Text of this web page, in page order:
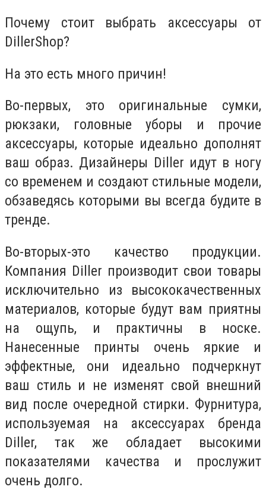
Почему стоит выбрать аксессуары от
DillerShop?
На это есть много причин!
Во-первых, это оригинальные сумки,
рюкзаки, головные уборы и прочие
аксессуары, которые идеально дополнят
ваш образ. Дизайнеры Diller идут в ногу
со временем и создают стильные модели,
обзаведясь которыми вы всегда будите в
тренде.
Во-вторых-это качество продукции.
Компания Diller производит свои товары
исключительно из высококачественных
материалов, которые будут вам приятны
на ощупь, и практичны в носке.
Нанесенные принты очень яркие и
эффектные, они идеально подчеркнут
ваш стиль и не изменят свой внешний
вид после очередной стирки. Фурнитура,
используемая на аксессуарах бренда
Diller, так же обладает высокими
показателями качества и прослужит
очень долго.